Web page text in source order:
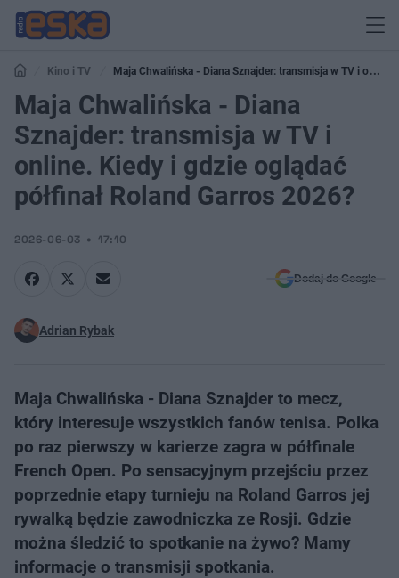
Kino i TV
Maja Chwalińska - Diana Sznajder: transmisja w TV i online.
Kiedy i gdzie oglądać półfinał Roland Garros 2026?
Maja Chwalińska - Diana
Sznajder: transmisja w TV i
online. Kiedy i gdzie oglądać
półfinał Roland Garros 2026?
2026-06-03 17:10
Dodaj do Google
Adrian Rybak
Maja Chwalińska - Diana Sznajder to mecz,
który interesuje wszystkich fanów tenisa. Polka
po raz pierwszy w karierze zagra w półfinale
French Open. Po sensacyjnym przejściu przez
poprzednie etapy turnieju na Roland Garros jej
rywalką będzie zawodniczka ze Rosji. Gdzie
można śledzić to spotkanie na żywo? Mamy
informacje o transmisji spotkania.